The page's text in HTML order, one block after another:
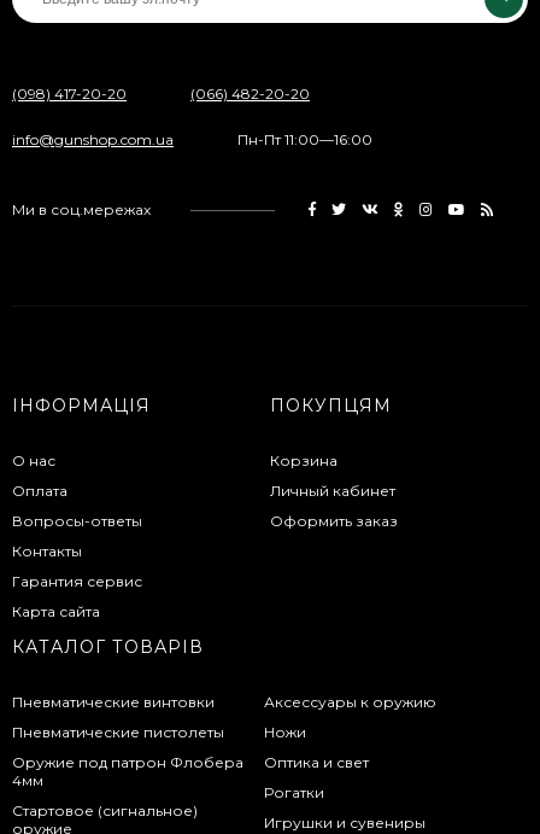
(098) 417-20-20 (066) 482-20-20
info@gunshop.com.ua Пн-Пт 11:00—16:00
Ми в соц.мережах
ІНФОРМАЦІЯ
О нас
Оплата
Вопросы-ответы
Контакты
Гарантия сервис
Карта сайта
ПОКУПЦЯМ
Корзина
Личный кабинет
Оформить заказ
КАТАЛОГ ТОВАРІВ
Пневматические винтовки
Пневматические пистолеты
Оружие под патрон Флобера
4мм
Стартовое (сигнальное)
оружие
Аксессуары к оружию
Ножи
Оптика и свет
Рогатки
Игрушки и сувениры